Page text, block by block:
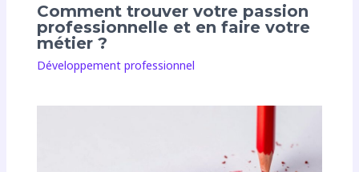
Comment trouver votre passion
professionnelle et en faire votre
métier ?
Développement professionnel